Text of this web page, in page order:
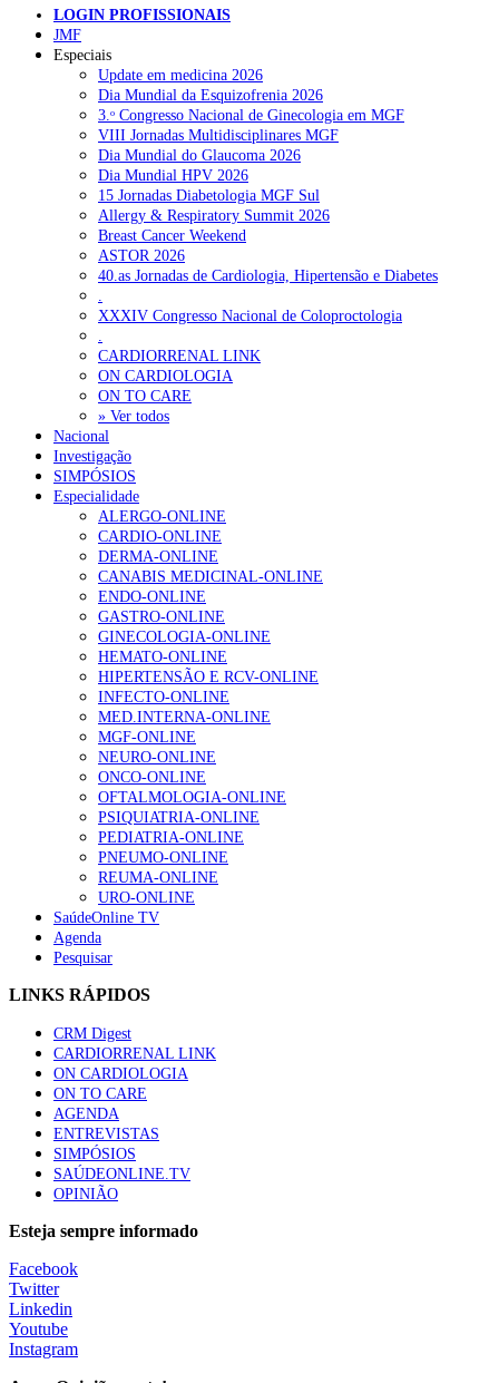
LOGIN PROFISSIONAIS
JMF
Especiais
Update em medicina 2026
Dia Mundial da Esquizofrenia 2026
3.ᵒ Congresso Nacional de Ginecologia em MGF
VIII Jornadas Multidisciplinares MGF
Dia Mundial do Glaucoma 2026
Dia Mundial HPV 2026
15 Jornadas Diabetologia MGF Sul
Allergy & Respiratory Summit 2026
Breast Cancer Weekend
ASTOR 2026
40.as Jornadas de Cardiologia, Hipertensão e Diabetes
.
XXXIV Congresso Nacional de Coloproctologia
.
CARDIORRENAL LINK
ON CARDIOLOGIA
ON TO CARE
» Ver todos
Nacional
Investigação
SIMPÓSIOS
Especialidade
ALERGO-ONLINE
CARDIO-ONLINE
DERMA-ONLINE
CANABIS MEDICINAL-ONLINE
ENDO-ONLINE
GASTRO-ONLINE
GINECOLOGIA-ONLINE
HEMATO-ONLINE
HIPERTENSÃO E RCV-ONLINE
INFECTO-ONLINE
MED.INTERNA-ONLINE
MGF-ONLINE
NEURO-ONLINE
ONCO-ONLINE
OFTALMOLOGIA-ONLINE
PSIQUIATRIA-ONLINE
PEDIATRIA-ONLINE
PNEUMO-ONLINE
REUMA-ONLINE
URO-ONLINE
SaúdeOnline TV
Agenda
Pesquisar
LINKS RÁPIDOS
CRM Digest
CARDIORRENAL LINK
ON CARDIOLOGIA
ON TO CARE
AGENDA
ENTREVISTAS
SIMPÓSIOS
SAÚDEONLINE.TV
OPINIÃO
Esteja sempre informado
Facebook
Twitter
Linkedin
Youtube
Instagram